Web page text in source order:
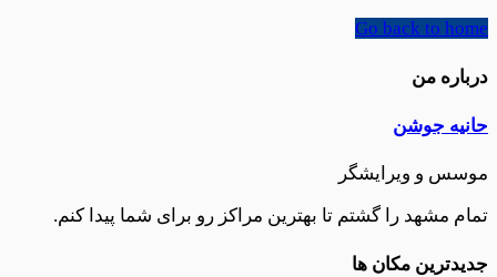
Go back to home
درباره من
حانیه جوشن
موسس و ویرایشگر
تمام مشهد را گشتم تا بهترین مراکز رو برای شما پیدا کنم.
جدیدترین مکان ها